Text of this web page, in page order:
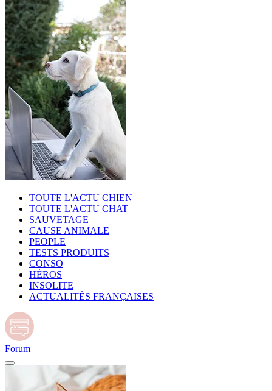
TOUTE L'ACTU CHIEN
TOUTE L'ACTU CHAT
SAUVETAGE
CAUSE ANIMALE
PEOPLE
TESTS PRODUITS
CONSO
HÉROS
INSOLITE
ACTUALITÉS FRANÇAISES
Forum